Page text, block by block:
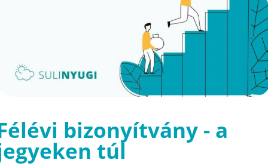
bizonyítvány - a
túl